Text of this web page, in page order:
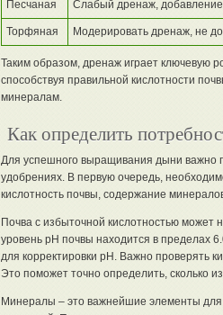
Песчаная Слабый дренаж, добавление
Торфяная Модерировать дренаж, не
Таким образом, дренаж играет ключевую
способствуя правильной кислотности
минералам.
Как определить
Для успешного выращивания дыни важно
удобрениях. В первую очередь,
кислотность почвы, содержание
Почва с избыточной кислотностью может
уровень pH почвы находится в пределах
для корректировки pH. Важно проверять
Это поможет точно определить, сколько
Минералы – это важнейшие элементы для